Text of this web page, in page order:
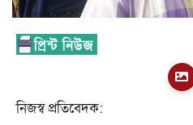
নিজস্ব প্রতিবেদক: